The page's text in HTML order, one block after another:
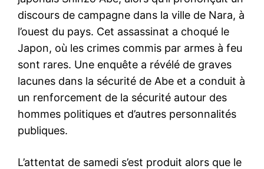
discours de campagne dans la ville de Nara, à
l’ouest du pays. Cet assassinat a choqué le
Japon, où les crimes commis par armes à feu
sont rares. Une enquête a révélé de graves
lacunes dans la sécurité de Abe et a conduit à
un renforcement de la sécurité autour des
hommes politiques et d’autres personnalités
publiques.
L’attentat de samedi s’est produit alors que le